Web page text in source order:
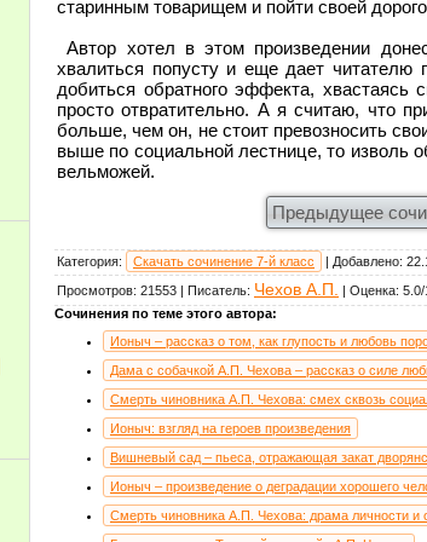
старинным товарищем и пойти своей
Автор хотел в этом произведении
хвалиться попусту и еще дает читателю
добиться обратного эффекта,
просто отвратительно. А я считаю, что
больше, чем он, не стоит превозносить
выше по социальной лестнице, то изволь
вельможей.
Предыдущее
Категория: Скачать сочинение 7-й класс Добавлено:
Просмотров: 21553 Писатель: Чехов А.П. Оценка: 5.0/1
Сочинения по теме этого автора:
Ионыч – рассказ о том, как глупость и любовь
Дама с собачкой А.П. Чехова – рассказ о силе
Смерть чиновника А.П. Чехова: смех сквозь
Ионыч: взгляд на героев произведения
Вишневый сад – пьеса, отражающая закат
Ионыч – произведение о деградации хорошего
Смерть чиновника А.П. Чехова: драма личности и